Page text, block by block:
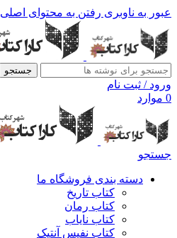
عبور به ناوبری رفتن به محتوای اصلی
جستجو
ورود / ثبت نام
0 موارد
جستجو
دسته بندی فروشگاه ما
کتاب تاریخ
کتاب رمان
کتاب نایاب
کتاب نفیس آنتیک